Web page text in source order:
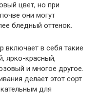
цвет, но при
они могут
бледный оттенок.
включает в себя такие
ярко-красный,
и многое другое.
делает этот сорт
для